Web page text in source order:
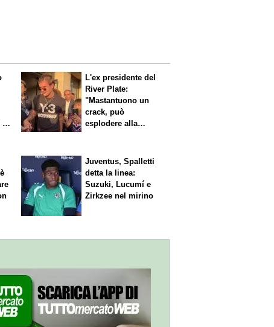
i
L'ex presidente del
River Plate:
"Mastantuono un
crack, può
esplodere alla
Juventus, Spalletti
detta la linea:
Suzuki, Lucumí e
Zirkzee nel mirino